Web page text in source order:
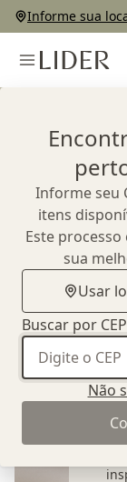
Informe sua
Informe seu
itens
Este
sua
Usar
Buscar por CEP
Não
Pesquise
Nenhum artigo